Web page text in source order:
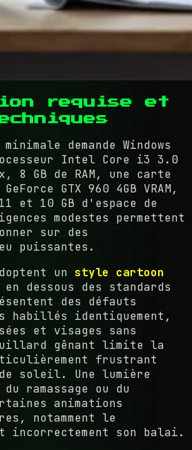
requise et
demande Windows
Intel Core i3 3.0
8 GB de RAM, une carte
GTX 960 4GB VRAM,
et 10 GB d'espace de
modestes permettent
sur des
puissantes.
un style cartoon
dessous des standards
des défauts
habillés identiquement,
et visages sans
gênant limite la
frustrant
soleil. Une lumière
ramassage ou du
animations
notamment le
incorrectement son balai.